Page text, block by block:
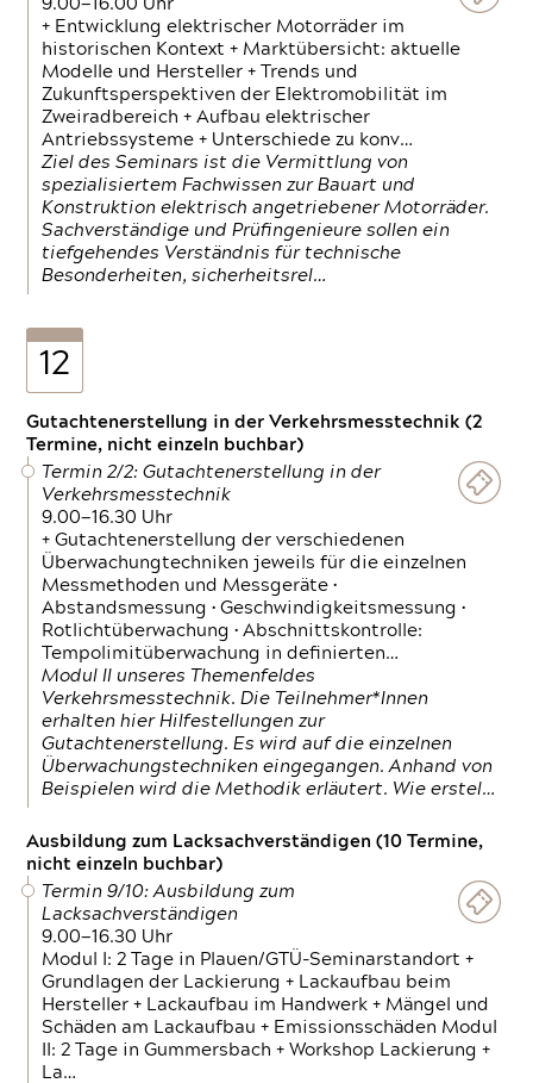
9.00—16.00 Uhr
+ Entwicklung elektrischer Motorräder im
historischen Kontext + Marktübersicht: aktuelle
Modelle und Hersteller + Trends und
Zukunftsperspektiven der Elektromobilität im
Zweiradbereich + Aufbau elektrischer
Antriebssysteme + Unterschiede zu konv…
Ziel des Seminars ist die Vermittlung von
spezialisiertem Fachwissen zur Bauart und
Konstruktion elektrisch angetriebener Motorräder.
Sachverständige und Prüfingenieure sollen ein
tiefgehendes Verständnis für technische
Besonderheiten, sicherheitsrel…
12
Gutachtenerstellung in der Verkehrsmesstechnik (2
Termine, nicht einzeln buchbar)
Termin 2/2: Gutachtenerstellung in der
Verkehrsmesstechnik
9.00—16.30 Uhr
+ Gutachtenerstellung der verschiedenen
Überwachungtechniken jeweils für die einzelnen
Messmethoden und Messgeräte •
Abstandsmessung • Geschwindigkeitsmessung •
Rotlichtüberwachung • Abschnittskontrolle:
Tempolimitüberwachung in definierten…
Modul II unseres Themenfeldes
Verkehrsmesstechnik. Die Teilnehmer*Innen
erhalten hier Hilfestellungen zur
Gutachtenerstellung. Es wird auf die einzelnen
Überwachungstechniken eingegangen. Anhand von
Beispielen wird die Methodik erläutert. Wie erstel…
Ausbildung zum Lacksachverständigen (10 Termine,
nicht einzeln buchbar)
Termin 9/10: Ausbildung zum
Lacksachverständigen
9.00—16.30 Uhr
Modul I: 2 Tage in Plauen/GTÜ-Seminarstandort +
Grundlagen der Lackierung + Lackaufbau beim
Hersteller + Lackaufbau im Handwerk + Mängel und
Schäden am Lackaufbau + Emissionsschäden Modul
II: 2 Tage in Gummersbach + Workshop Lackierung +
La…